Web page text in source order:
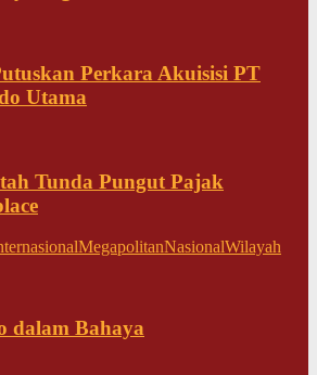
Perkara Akuisisi PT
Utama
Tunda Pungut Pajak
MegapolitanNasionalWilayah
dalam Bahaya